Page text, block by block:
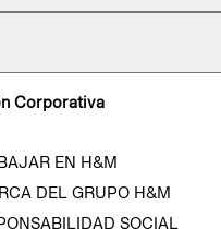
Corporativa
EN H&M
DEL GRUPO H&M
SOCIAL